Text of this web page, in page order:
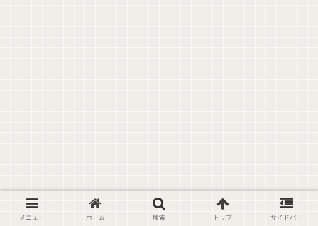
メニュー ホーム 検索 トップ サイドバー